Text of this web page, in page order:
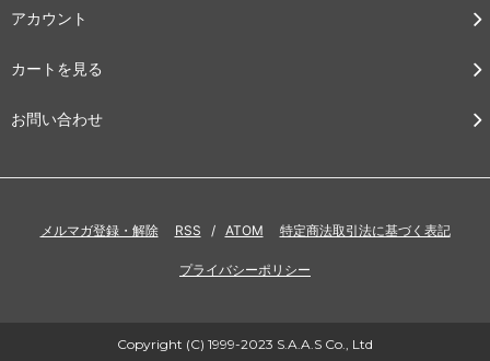
アカウント
カートを見る
お問い合わせ
メルマガ登録・解除 RSS / ATOM 特定商法取引法に基づく表記
プライバシーポリシー
Copyright (C) 1999-2023 S.A.A.S Co., Ltd